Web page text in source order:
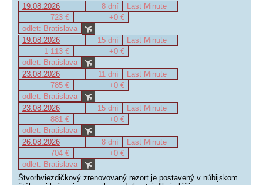
19.08.2026
8 dní
Last Minute
723 €
+0 €
odlet: Bratislava
19.08.2026
15 dní
Last Minute
1 113 €
+0 €
odlet: Bratislava
23.08.2026
11 dní
Last Minute
785 €
+0 €
odlet: Bratislava
23.08.2026
15 dní
Last Minute
881 €
+0 €
odlet: Bratislava
26.08.2026
8 dní
Last Minute
704 €
+0 €
odlet: Bratislava
Štvorhviezdičkový zrenovovaný rezort je postavený v núbijskom